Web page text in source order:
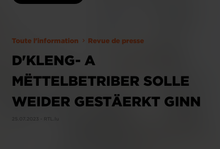
Toute l'information Revue de presse
D'KLENG- A
MËTTELBETRIBER SOLLE
WEIDER GESTÄERKT GINN